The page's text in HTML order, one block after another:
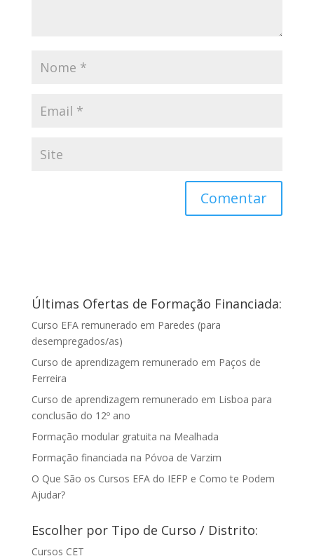
Últimas Ofertas de Formação Financiada:
Curso EFA remunerado em Paredes (para
desempregados/as)
Curso de aprendizagem remunerado em Paços de
Ferreira
Curso de aprendizagem remunerado em Lisboa para
conclusão do 12º ano
Formação modular gratuita na Mealhada
Formação financiada na Póvoa de Varzim
O Que São os Cursos EFA do IEFP e Como te Podem
Ajudar?
Escolher por Tipo de Curso / Distrito:
Cursos CET